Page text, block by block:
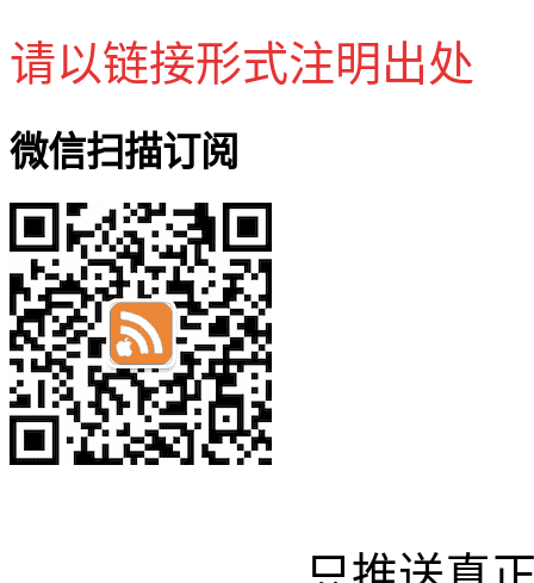
请以链接形式注明出处
微信扫描订阅